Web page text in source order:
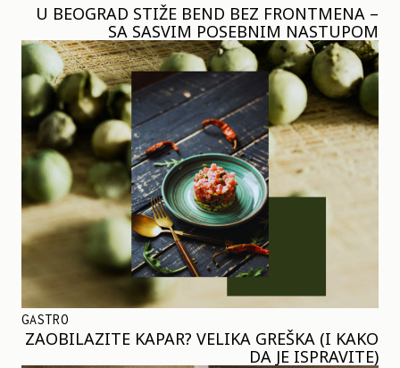
U BEOGRAD STIŽE BEND BEZ FRONTMENA –
SA SASVIM POSEBNIM NASTUPOM
GASTRO
ZAOBILAZITE KAPAR? VELIKA GREŠKA (I KAKO
DA JE ISPRAVITE)